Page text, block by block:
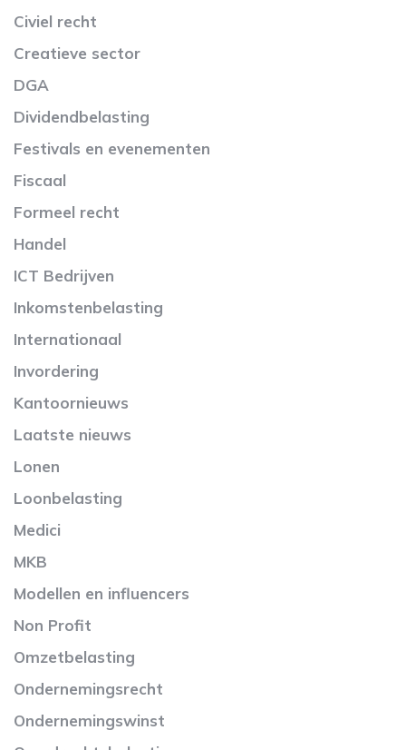
Civiel recht
Creatieve sector
DGA
Dividendbelasting
Festivals en evenementen
Fiscaal
Formeel recht
Handel
ICT Bedrijven
Inkomstenbelasting
Internationaal
Invordering
Kantoornieuws
Laatste nieuws
Lonen
Loonbelasting
Medici
MKB
Modellen en influencers
Non Profit
Omzetbelasting
Ondernemingsrecht
Ondernemingswinst